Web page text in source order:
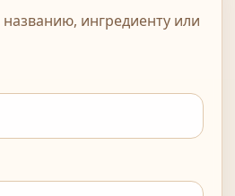
ингредиенту или